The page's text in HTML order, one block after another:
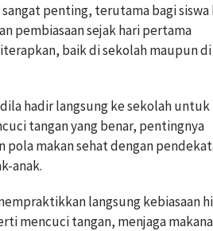
penting, terutama bagi siswa
pembiasaan sejak hari pertama
baik di sekolah maupun di
hadir langsung ke sekolah untuk
tangan yang benar, pentingnya
makan sehat dengan
anak.
langsung kebiasaan
mencuci tangan, menjaga